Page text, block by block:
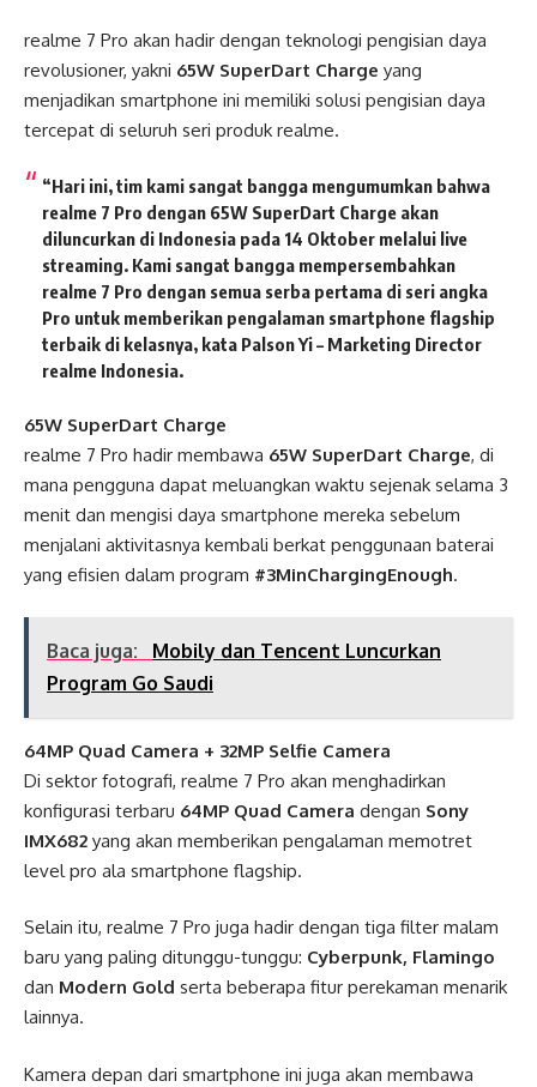
realme 7 Pro akan hadir dengan teknologi pengisian daya
revolusioner, yakni 65W SuperDart Charge yang
menjadikan smartphone ini memiliki solusi pengisian daya
tercepat di seluruh seri produk realme.
“Hari ini, tim kami sangat bangga mengumumkan bahwa
realme 7 Pro dengan 65W SuperDart Charge akan
diluncurkan di Indonesia pada 14 Oktober melalui live
streaming. Kami sangat bangga mempersembahkan
realme 7 Pro dengan semua serba pertama di seri angka
Pro untuk memberikan pengalaman smartphone flagship
terbaik di kelasnya, kata Palson Yi – Marketing Director
realme Indonesia.
65W SuperDart Charge
realme 7 Pro hadir membawa 65W SuperDart Charge, di
mana pengguna dapat meluangkan waktu sejenak selama 3
menit dan mengisi daya smartphone mereka sebelum
menjalani aktivitasnya kembali berkat penggunaan baterai
yang efisien dalam program #3MinChargingEnough.
Baca juga:
Mobily dan Tencent Luncurkan
Program Go Saudi
64MP Quad Camera + 32MP Selfie Camera
Di sektor fotografi, realme 7 Pro akan menghadirkan
konfigurasi terbaru 64MP Quad Camera dengan Sony
IMX682 yang akan memberikan pengalaman memotret
level pro ala smartphone flagship.
Selain itu, realme 7 Pro juga hadir dengan tiga filter malam
baru yang paling ditunggu-tunggu: Cyberpunk, Flamingo
dan Modern Gold serta beberapa fitur perekaman menarik
lainnya.
Kamera depan dari smartphone ini juga akan membawa